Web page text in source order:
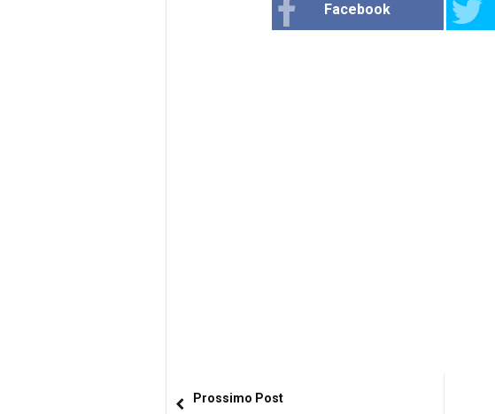
Facebook
Prossimo Post